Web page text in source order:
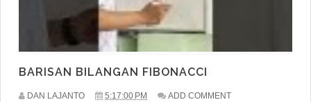
BARISAN BILANGAN FIBONACCI
DAN LAJANTO 5:17:00 PM ADD COMMENT